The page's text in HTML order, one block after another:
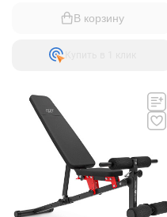
В корзину
Купить в 1 клик